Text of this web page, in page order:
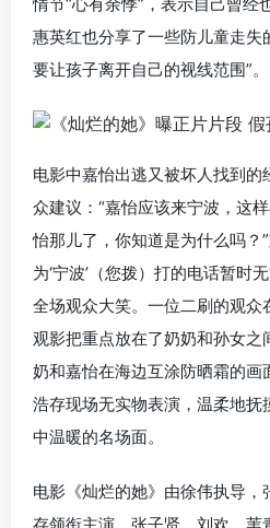
惠英红也分享了一些防儿童走失
要让孩子离开自己的视线范围”。
电影中嘉怡出逃又被坏人找到
众建议：“嘉怡应该来宁波，这
怡那儿了，你知道是为什么吗？
为‘宁波’（您拨）打的电话暂时
全场观众大笑。一位二刷的观众
观影把重点放在了奶奶和孙女之
奶和嘉怡在海边互涂防晒霜的画
浩存现场无实物表演，温柔地抚
中温暖的名场面。
电影《灿烂的她》由徐伟执导
存领衔主演，张子贤、刘欢、苇